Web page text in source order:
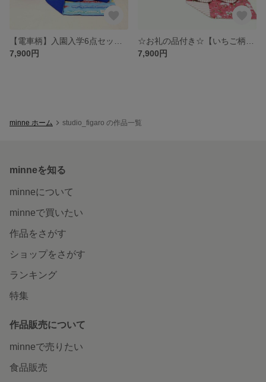
7,900円
7,900円
minne ホーム studio_figaro の作品一覧
minneを知る
minneについて
minneで買いたい
作品をさがす
ショップをさがす
ランキング
特集
作品販売について
minneで売りたい
食品販売